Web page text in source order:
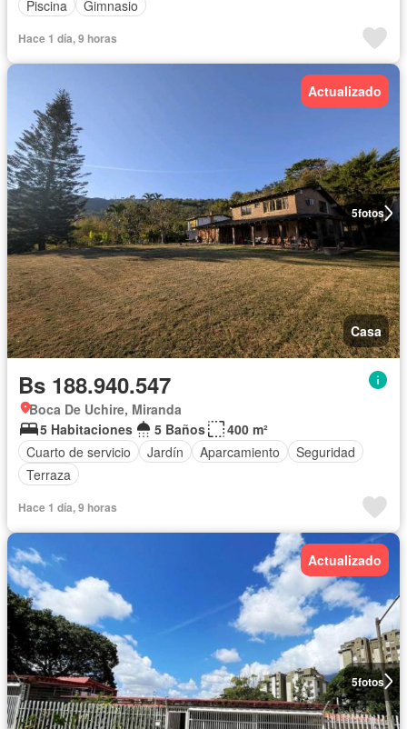
Piscina
Gimnasio
Hace 1 día, 9 horas
5fotos
Actualizado
Casa
Bs 188.940.547
Boca De Uchire, Miranda
5 Habitaciones
5 Baños
400 m²
Cuarto de servicio
Jardín Aparcamiento
Seguridad
Terraza
Hace 1 día, 9 horas
5fotos
Actualizado